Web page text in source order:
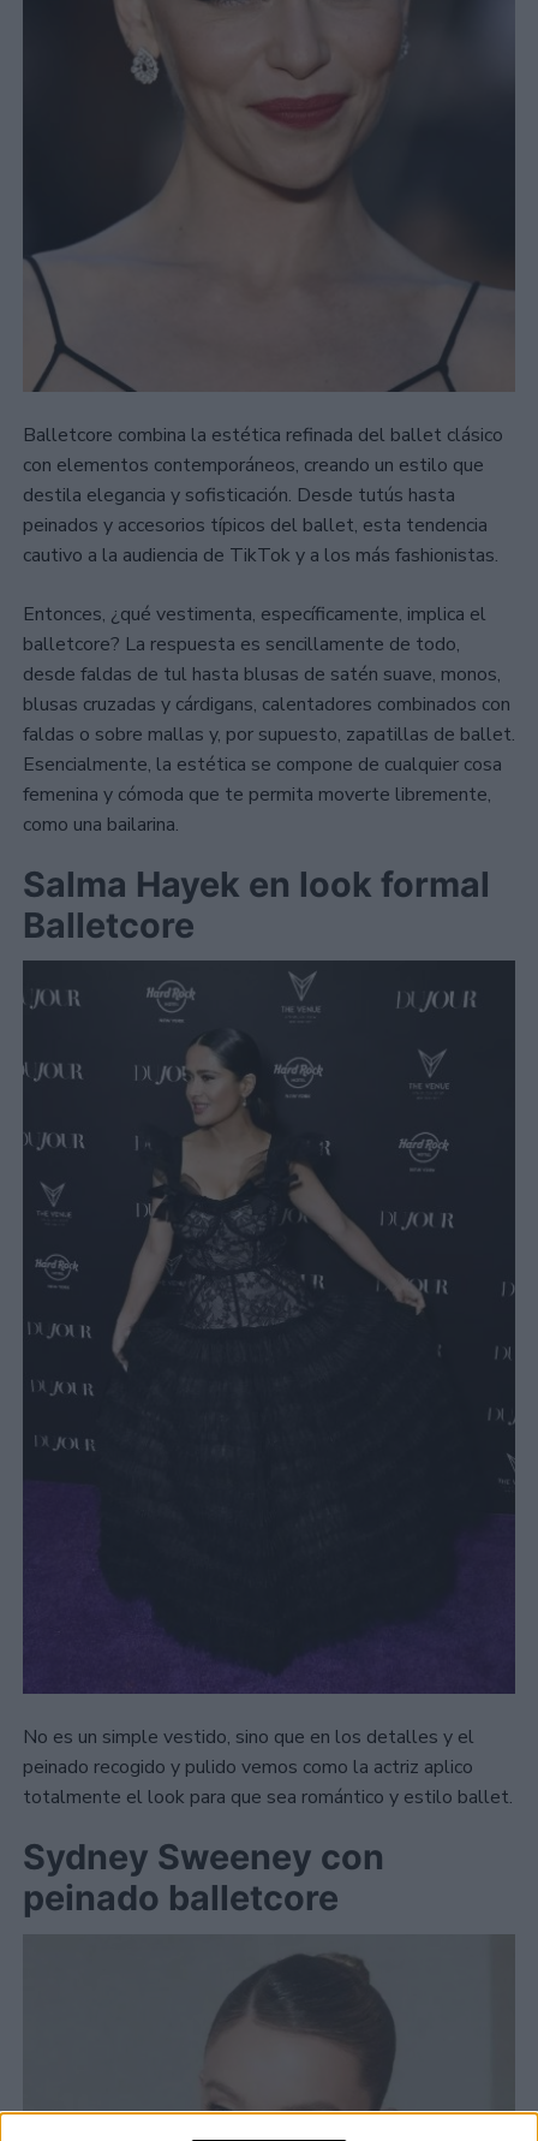
Balletcore combina la estética refinada del ballet clásico
con elementos contemporáneos, creando un estilo que
destila elegancia y sofisticación. Desde tutús hasta
peinados y accesorios típicos del ballet, esta tendencia
cautivo a la audiencia de TikTok y a los más fashionistas.
Entonces, ¿qué vestimenta, específicamente, implica el
balletcore? La respuesta es sencillamente de todo,
desde faldas de tul hasta blusas de satén suave, monos,
blusas cruzadas y cárdigans, calentadores combinados con
faldas o sobre mallas y, por supuesto, zapatillas de ballet.
Esencialmente, la estética se compone de cualquier cosa
femenina y cómoda que te permita moverte libremente,
como una bailarina.
Salma Hayek en look formal
Balletcore
No es un simple vestido, sino que en los detalles y el
peinado recogido y pulido vemos como la actriz aplico
totalmente el look para que sea romántico y estilo ballet.
Sydney Sweeney con
peinado balletcore